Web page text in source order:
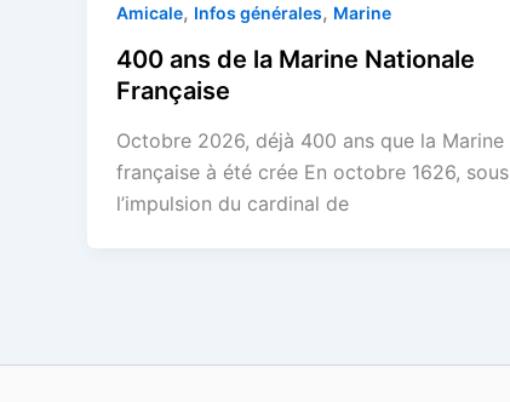
Amicale, Infos générales, Marine
400 ans de la Marine Nationale
Française
Octobre 2026, déjà 400 ans que la Marine
française à été crée En octobre 1626, sous
l’impulsion du cardinal de